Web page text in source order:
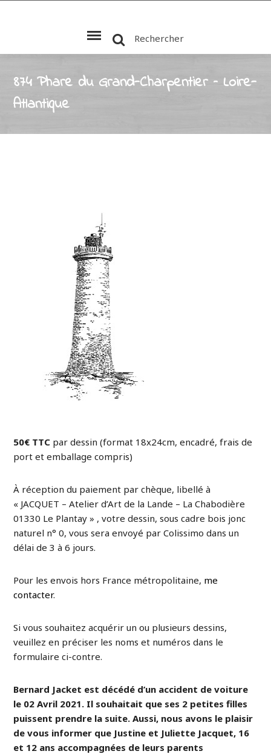
Rechercher
874 Phare du Grand-Charpentier – Loire-
Atlantique
50€ TTC par dessin (format 18x24cm, encadré, frais de
port et emballage compris)
À réception du paiement par chèque, libellé à
« JACQUET – Atelier d’Art de la Lande – La Chabodière
01330 Le Plantay » , votre dessin, sous cadre bois jonc
naturel n° 0, vous sera envoyé par Colissimo dans un
délai de 3 à 6 jours.
Pour les envois hors France métropolitaine, me
contacter.
Si vous souhaitez acquérir un ou plusieurs dessins,
veuillez en préciser les noms et numéros dans le
formulaire ci-contre.
Bernard Jacket est décédé d’un accident de voiture
le 02 Avril 2021. Il souhaitait que ses 2 petites filles
puissent prendre la suite. Aussi, nous avons le plaisir
de vous informer que Justine et Juliette Jacquet, 16
et 12 ans accompagnées de leurs parents